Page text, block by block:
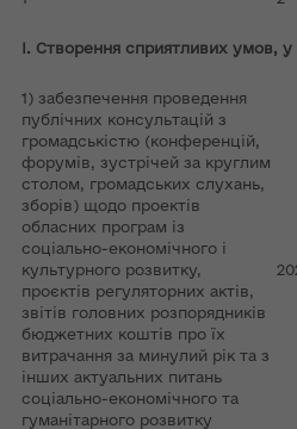
І. Створення сприятливих умов, у
1) забезпечення проведення
публічних консультацій з
громадськістю (конференцій,
форумів, зустрічей за круглим
столом, громадських слухань,
зборів) щодо проектів
обласних програм із
соціально-економічного і
культурного розвитку,
проєктів регуляторних актів,
звітів головних розпорядників
бюджетних коштів про їх
витрачання за минулий рік та з
інших актуальних питань
соціально-економічного та
гуманітарного розвитку